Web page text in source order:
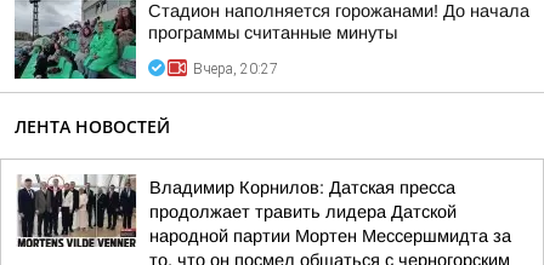
Стадион наполняется горожанами! До начала
программы считанные минуты
Вчера, 20:27
ЛЕНТА НОВОСТЕЙ
Владимир Корнилов: Датская пресса
продолжает травить лидера Датской
народной партии Мортен Мессершмидта за
то, что он посмел общаться с черногорским